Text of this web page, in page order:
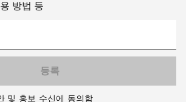
방법 등
및 홍보 수신에 동의함